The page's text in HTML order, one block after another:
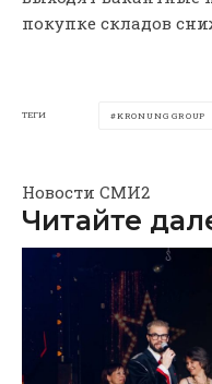
покупке складов
ТЕГИ KRONUNG GROUP
Новости СМИ2
Читайте